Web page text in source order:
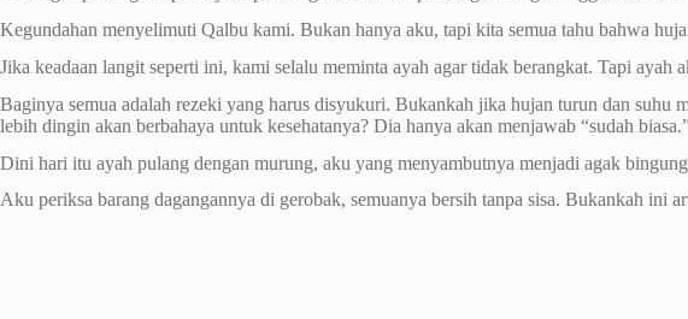
Kegundahan menyelimuti Qalbu kami. Bukan hanya aku, tapi kita semua tahu bahwa
Jika keadaan langit seperti ini, kami selalu meminta ayah agar tidak berangkat. Tapi
Baginya semua adalah rezeki yang harus disyukuri. Bukankah jika hujan turun dan
lebih dingin akan berbahaya untuk kesehatanya? Dia hanya akan menjawab “sudah
Dini hari itu ayah pulang dengan murung, aku yang menyambutnya menjadi agak
Aku periksa barang dagangannya di gerobak, semuanya bersih tanpa sisa. Bukankah ini